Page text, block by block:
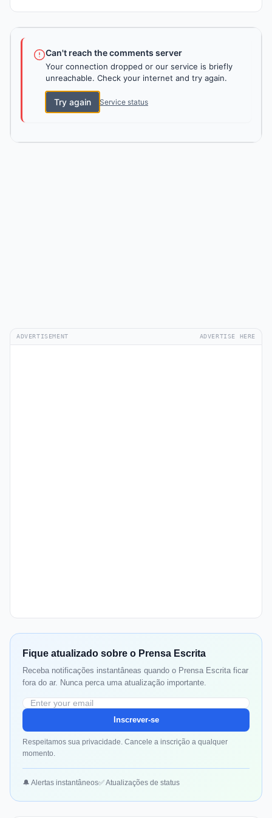
Can't reach the comments server
Your connection dropped or our service is briefly
unreachable. Check your internet and try again.
Try again Service status
ADVERTISEMENT ADVERTISE HERE
Fique atualizado sobre o Prensa Escrita
Receba notificações instantâneas quando o Prensa Escrita ficar
fora do ar. Nunca perca uma atualização importante.
Inscrever-se
Respeitamos sua privacidade. Cancele a inscrição a qualquer
momento.
🔔 Alertas instantâneos✅ Atualizações de status